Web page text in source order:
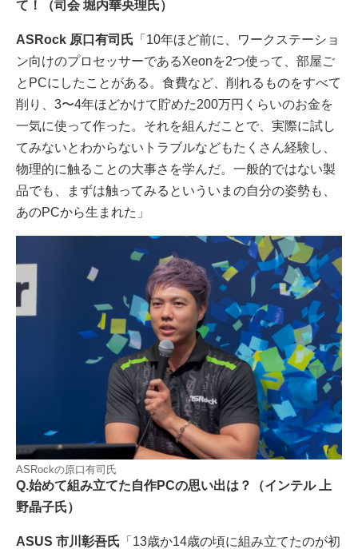
て！（司会 堀内華央理氏）
ASRock 原口有司氏 「10年ほど前に、ワークステーショ
ン向けのプロセッサーであるXeonを2つ使って、部屋ご
とPCにしたことがある。食費など、削れるものをすべて
削り、3〜4年ほどかけて貯めた200万円くらいのお金を
一気に使って作った。それを組んだことで、実際に試し
てみないとわからないトラブルなどもたくさん経験し、
物理的に触ることの大事さを学んだ。一般的ではない製
品でも、まずは触ってみるといういまの自分の姿勢も、
あのPCから生まれた」
ASRockの原口有司氏
Q.始めて組み立てた自作PCの思い出は？（インテル 上
野晶子氏）
ASUS 市川彰吾氏 「13歳か14歳の頃に組み立てたのが初